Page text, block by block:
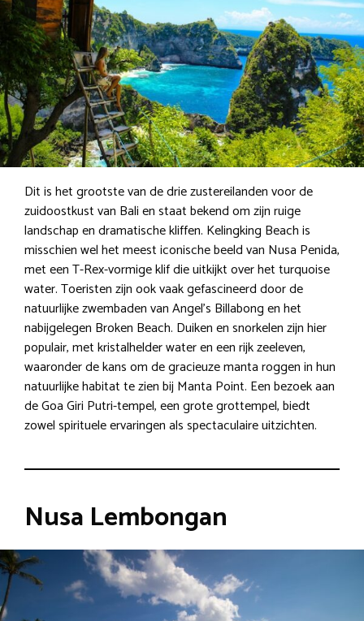
Dit is het grootste van de drie zustereilanden voor de
zuidoostkust van Bali en staat bekend om zijn ruige
landschap en dramatische kliffen. Kelingking Beach is
misschien wel het meest iconische beeld van Nusa Penida,
met een T-Rex-vormige klif die uitkijkt over het turquoise
water. Toeristen zijn ook vaak gefascineerd door de
natuurlijke zwembaden van Angel’s Billabong en het
nabijgelegen Broken Beach. Duiken en snorkelen zijn hier
populair, met kristalhelder water en een rijk zeeleven,
waaronder de kans om de gracieuze manta roggen in hun
natuurlijke habitat te zien bij Manta Point. Een bezoek aan
de Goa Giri Putri-tempel, een grote grottempel, biedt
zowel spirituele ervaringen als spectaculaire uitzichten.
Nusa Lembongan